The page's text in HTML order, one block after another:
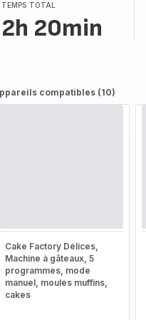
TEMPS TOTAL
2h 20min
compatibles (10)
Cake Factory Délices,
Machine à gâteaux, 5
programmes, mode
manuel, moules muffins,
cakes